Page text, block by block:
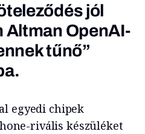
jól
Altman OpenAI-
tűnő”
egyedi chipek
rivális készüléket